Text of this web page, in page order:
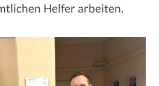
Helfer arbeiten.